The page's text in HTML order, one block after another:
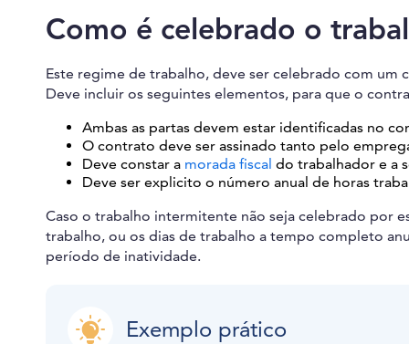
Como é celebrado o
Este regime de trabalho, deve ser celebrado com
Deve incluir os seguintes elementos, para que o
Ambas as partas devem estar identificadas no
O contrato deve ser assinado tanto pelo
Deve constar a morada fiscal do trabalhador e a
Deve ser explicito o número anual de horas
Caso o trabalho intermitente não seja celebrado por
trabalho, ou os dias de trabalho a tempo completo
período de inatividade.
Exemplo prático